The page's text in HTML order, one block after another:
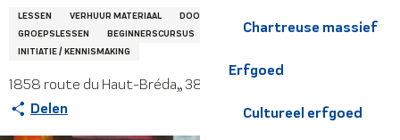
Chartreuse massief
Erfgoed
Cultureel erfgoed
LESSEN VERHUUR MATERIAAL DOOR DE WEEK
GROEPSLESSEN
BEGINNERSCURSUS
CURSUS VOOR GEVORDERDEN
INITIATIE / KENNISMAKING
1858 route du Haut-Bréda,, 38580 Haut-Bréda
Delen